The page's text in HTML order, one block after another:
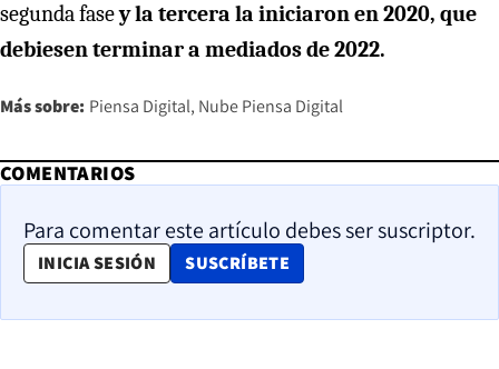
segunda fasey la tercera la iniciaron en 2020, que
debiesen terminar a mediados de 2022.
Más sobre: Piensa Digital Nube Piensa Digital
COMENTARIOS
Para comentar este artículo debes ser suscriptor.
INICIA SESIÓN SUSCRÍBETE
OPENS IN NEW WINDOW